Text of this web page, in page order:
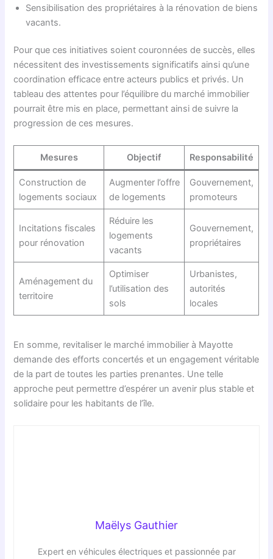
Sensibilisation des propriétaires à la rénovation de biens
vacants.
Pour que ces initiatives soient couronnées de succès, elles
nécessitent des investissements significatifs ainsi qu’une
coordination efficace entre acteurs publics et privés. Un
tableau des attentes pour l’équilibre du marché immobilier
pourrait être mis en place, permettant ainsi de suivre la
progression de ces mesures.
Mesures Objectif Responsabilité
Construction de
logements sociaux
Augmenter l’offre
de logements
Gouvernement,
promoteurs
Incitations fiscales
pour rénovation
Réduire les
logements
vacants
Gouvernement,
propriétaires
Aménagement du
territoire
Optimiser
l’utilisation des
sols
Urbanistes,
autorités
locales
En somme, revitaliser le marché immobilier à Mayotte
demande des efforts concertés et un engagement véritable
de la part de toutes les parties prenantes. Une telle
approche peut permettre d’espérer un avenir plus stable et
solidaire pour les habitants de l’île.
Maëlys Gauthier
Expert en véhicules électriques et passionnée par